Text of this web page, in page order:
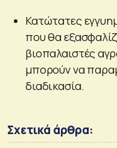
Κατώτατες
που θα
βιοπαλαιστές
μπορούν να
διαδικασία.
Σχετικά άρθρα: